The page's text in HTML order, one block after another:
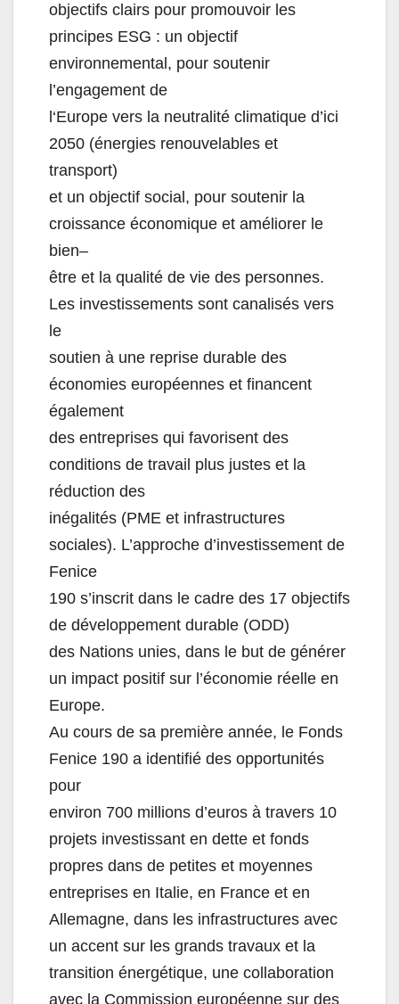
objectifs clairs pour promouvoir les
principes ESG : un objectif
environnemental , pour soutenir
l’engagement de
‘Europe vers la neutralité climatique d’ici
2050 (énergies renouvelables et
transport)
et un objectif social , pour soutenir la
croissance économique et améliorer le
bien–
être et la qualité de vie des personnes.
Les investissements sont canalisés vers
le
soutien à une reprise durable des
économies européennes et financent
également
des entreprises qui favorisent des
conditions de travail plus justes et la
réduction des
inégalités (PME et infrastructures
sociales). L’approche d’investissement de
Fenice
190 s’inscrit dans le cadre des 17 objectifs
de développement durable (ODD)
des Nations unies, dans le but de générer
un impact positif sur l’économie réelle en
Europe.
Au cours de sa première année, le Fonds
Fenice 190 a identifié des opportunités
pour
environ 700 millions d’euros à travers 10
projets investissant en dette et fonds
propres dans de petites et moyennes
entreprises en Italie, en France et en
Allemagne, dans les infrastructures avec
un accent sur les grands travaux et la
transition énergétique, une collaboration
avec la Commission européenne sur des